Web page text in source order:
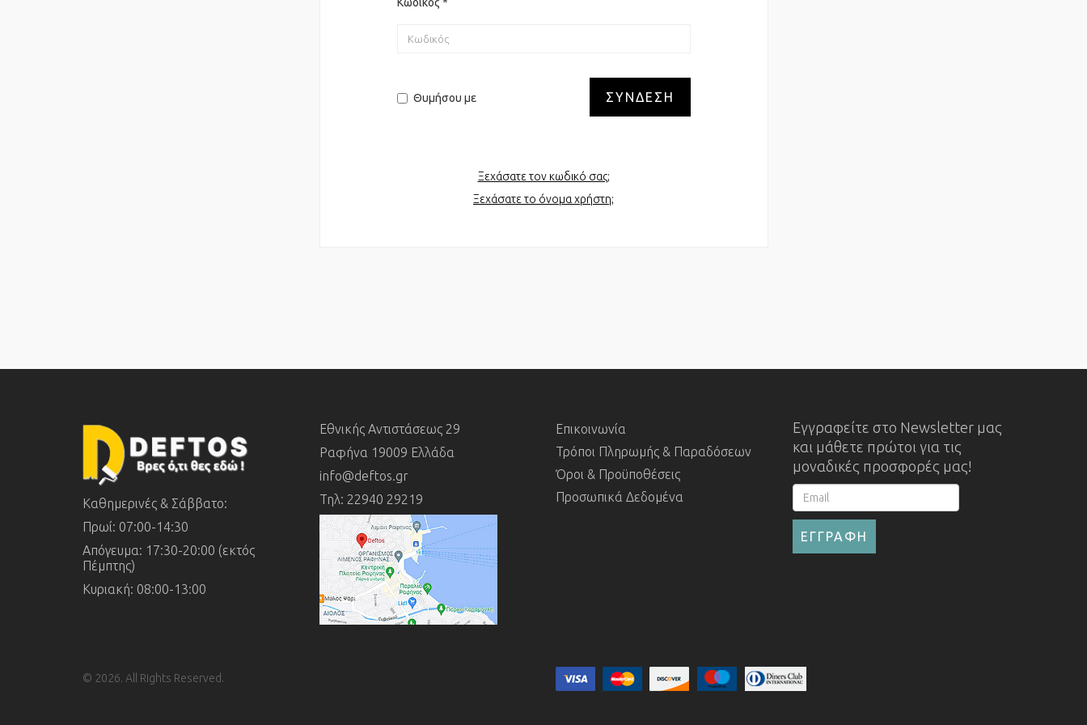
Θυμήσου με ΣΎΝΔΕΣΗ
Ξεχάσατε τον κωδικό σας;
Ξεχάσατε το όνομα χρήστη;
Καθημερινές & Σάββατο:
Πρωί: 07:00-14:30
Απόγευμα: 17:30-20:00 (εκτός
Πέμπτης)
Κυριακή: 08:00-13:00
Εθνικής Αντιστάσεως 29
Ραφήνα 19009 Ελλάδα
info@deftos.gr
Τηλ: 22940 29219
Επικοινωνία
Τρόποι Πληρωμής & Παραδόσεων
Όροι & Προϋποθέσεις
Προσωπικά Δεδομένα
Εγγραφείτε στο Newsletter μας
και μάθετε πρώτοι για τις
μοναδικές προσφορές μας!
© 2026. All Rights Reserved.